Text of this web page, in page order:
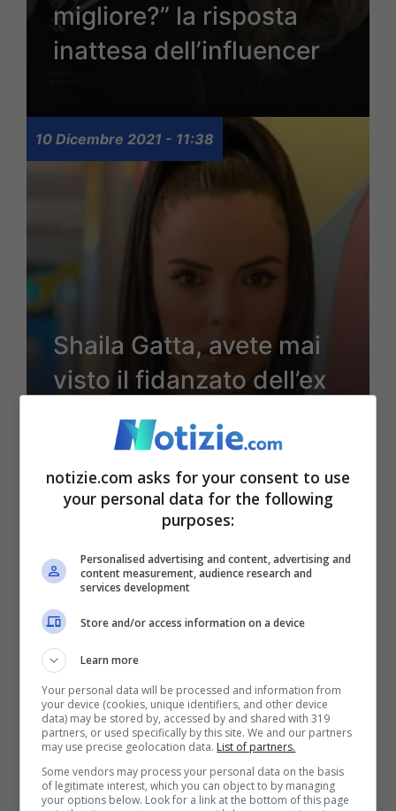
migliore?” la risposta
inattesa dell’influencer
10 Dicembre 2021 - 11:38
Shaila Gatta, avete mai
visto il fidanzato dell’ex
velina di Striscia? Chi è il
calciatore
Pier Silvio Berlusconi e
Silvia Toffanin dove
notizie.com asks for your consent to use
your personal data for the following
purposes:
Personalised advertising and content, advertising and
content measurement, audience research and
services development
Store and/or access information on a device
Learn more
Your personal data will be processed and information from
your device (cookies, unique identifiers, and other device
data) may be stored by, accessed by and shared with 319
partners, or used specifically by this site. We and our partners
may use precise geolocation data. List of partners.
Some vendors may process your personal data on the basis
of legitimate interest, which you can object to by managing
your options below. Look for a link at the bottom of this page